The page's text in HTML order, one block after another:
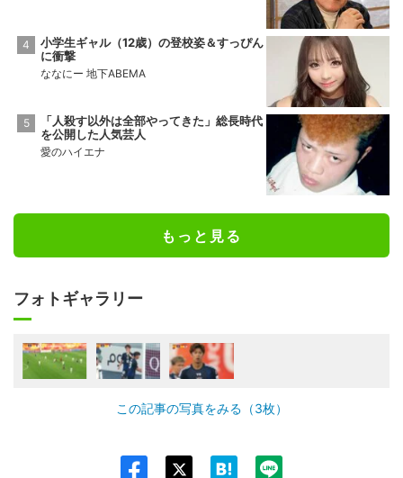
小学生ギャル（12歳）の登校姿＆すっぴん
に衝撃
ななにー 地下ABEMA
「人殺す以外は全部やってきた」総長時代
を公開した人気芸人
愛のハイエナ
もっと見る
フォトギャラリー
この記事の写真をみる（3枚）